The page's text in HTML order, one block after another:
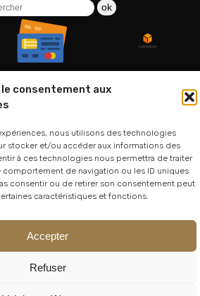
le consentement aux
nous utilisons des technologies
stocker et/ou accéder aux informations des
à ces technologies nous permettra de traiter
de navigation ou les ID uniques
consentir ou de retirer son consentement peut
caractéristiques et fonctions.
Accepter
Refuser
ok
01 75 33 00 85
Atelier Lesoon |King Bee Std